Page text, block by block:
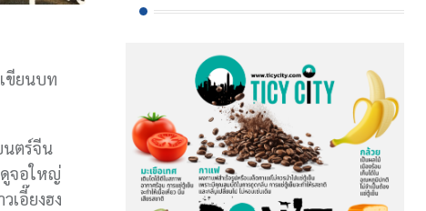
ขียนบท
นตร์จีน
ดูจอใหญ่
เอี๊ยงฮง
ธรรมชาติสู่ความยั่งยืน